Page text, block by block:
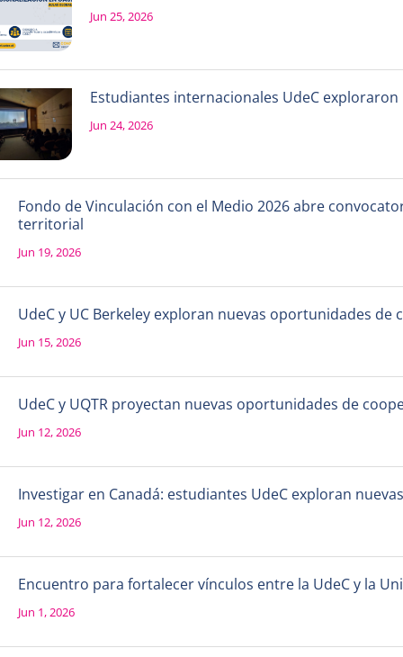
Jun 25, 2026
Estudiantes internacionales UdeC
Jun 24, 2026
Fondo de Vinculación con el Medio 2026 abre
territorial
Jun 19, 2026
UdeC y UC Berkeley exploran nuevas oportunidades de
Jun 15, 2026
UdeC y UQTR proyectan nuevas oportunidades de
Jun 12, 2026
Investigar en Canadá: estudiantes UdeC exploran
Jun 12, 2026
Encuentro para fortalecer vínculos entre la UdeC y la
Jun 1, 2026